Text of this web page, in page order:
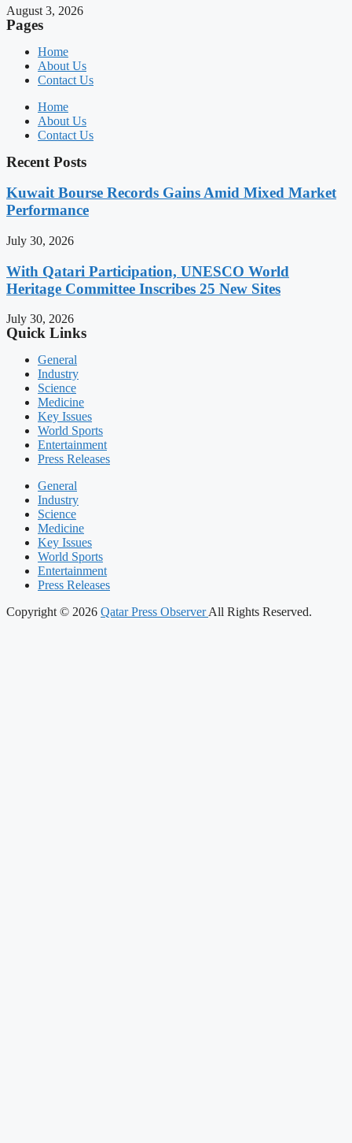
August 3, 2026
Pages
Home
About Us
Contact Us
Home
About Us
Contact Us
Recent Posts
Kuwait Bourse Records Gains Amid Mixed Market
Performance
July 30, 2026
With Qatari Participation, UNESCO World
Heritage Committee Inscribes 25 New Sites
July 30, 2026
Quick Links
General
Industry
Science
Medicine
Key Issues
World Sports
Entertainment
Press Releases
General
Industry
Science
Medicine
Key Issues
World Sports
Entertainment
Press Releases
Copyright © 2026 Qatar Press ObserverAll Rights Reserved.